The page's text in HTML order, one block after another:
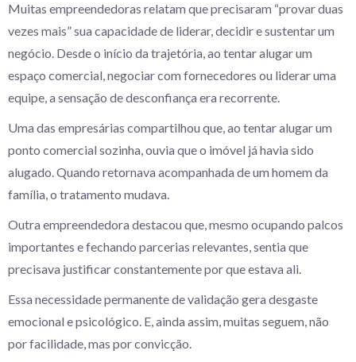
Muitas empreendedoras relatam que precisaram “provar duas
vezes mais” sua capacidade de liderar, decidir e sustentar um
negócio. Desde o início da trajetória, ao tentar alugar um
espaço comercial, negociar com fornecedores ou liderar uma
equipe, a sensação de desconfiança era recorrente.
Uma das empresárias compartilhou que, ao tentar alugar um
ponto comercial sozinha, ouvia que o imóvel já havia sido
alugado. Quando retornava acompanhada de um homem da
família, o tratamento mudava.
Outra empreendedora destacou que, mesmo ocupando palcos
importantes e fechando parcerias relevantes, sentia que
precisava justificar constantemente por que estava ali.
Essa necessidade permanente de validação gera desgaste
emocional e psicológico. E, ainda assim, muitas seguem, não
por facilidade, mas por convicção.